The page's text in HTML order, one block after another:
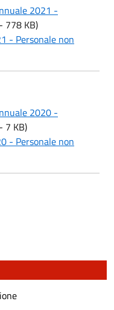
2021 -
778 KB)
- Personale non
2020 -
7 KB)
- Personale non